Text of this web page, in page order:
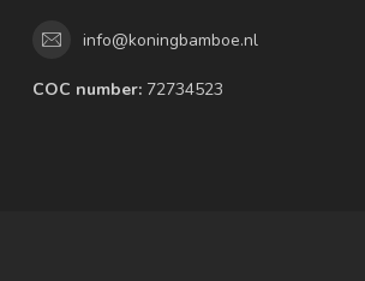
info@koningbamboe.nl
COC number: 72734523